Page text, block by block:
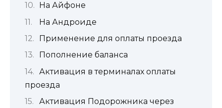
На Айфоне
На Андроиде
Применение для оплаты проезда
Пополнение баланса
Активация в терминалах оплаты
проезда
Активация Подорожника через